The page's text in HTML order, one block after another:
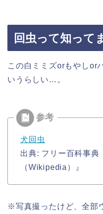
回虫って知って
この白ミミズorもやしor
いうらしい…。
犬回虫
出典: フリー百科事典
（Wikipedia）』
※写真撮ったけど、全部